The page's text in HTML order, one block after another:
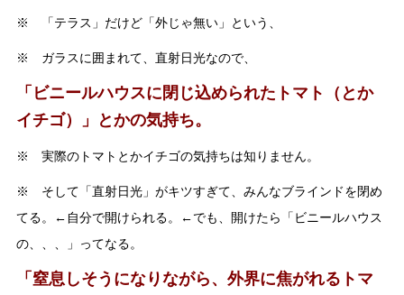
※ 「テラス」だけど「外じゃ無い」という、
※ ガラスに囲まれて、直射日光なので、
「ビニールハウスに閉じ込められたトマト（とか
イチゴ）」とかの気持ち。
※ 実際のトマトとかイチゴの気持ちは知りません。
※ そして「直射日光」がキツすぎて、みんなブラインドを閉め
てる。←自分で開けられる。←でも、開けたら「ビニールハウス
の、、、」ってなる。
「窒息しそうになりながら、外界に焦がれるトマ